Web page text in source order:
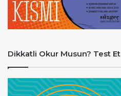
Dikkatli Okur Musun? Test Et